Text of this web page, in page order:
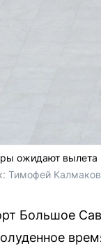
ожидают вылета
Тимофей
Большое